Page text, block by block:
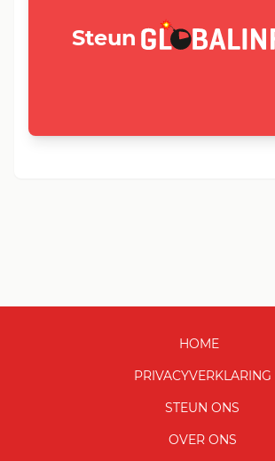
Steun
HOME
PRIVACYVERKLARING
STEUN ONS
OVER ONS